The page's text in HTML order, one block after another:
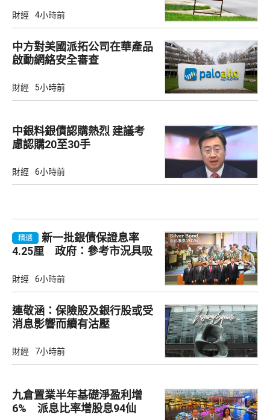
財經 4小時前
中方對美國派拓公司在華產品
啟動網絡安全審查
財經 5小時前
中銀料銀債認購熱烈 建議考
慮認購20至30手
財經 6小時前
精選
新一批銀債保證息率
4.25厘 政府：參考市況具吸
財經 6小時前
連敬涵：保險股及銀行股或受
消息影響而續有沽壓
財經 7小時前
九倉置業半年基礎淨盈利增
6% 派息比率增股息94仙